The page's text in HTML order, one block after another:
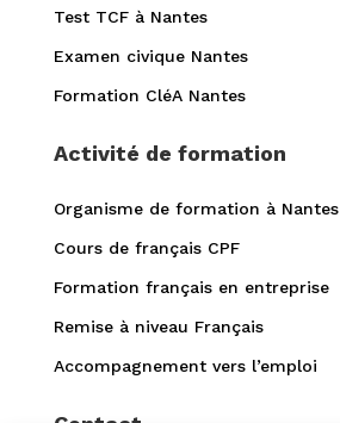
Test TCF à Nantes
Examen civique Nantes
Formation CléA Nantes
Activité de formation
Organisme de formation à Nantes
Cours de français CPF
Formation français en entreprise
Remise à niveau Français
Accompagnement vers l’emploi